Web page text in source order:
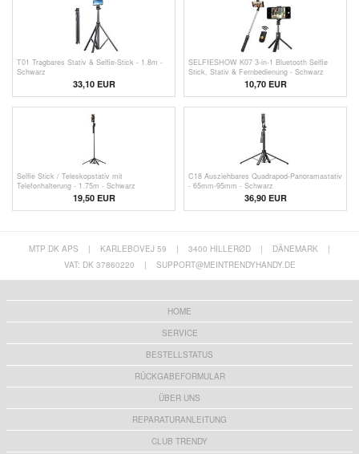
T01 Tragbares Stativ & Selfie-Stick - 1.8m -
Schwarz
33,10EUR
SELFIESHOW K07 3-in-1 Bluetooth Selfie
Stick, Stativ & Fernbedienung - Schwarz
10,70EUR
Selfie Stick / Teleskopstativ mit
Telefonhalterung - 1.75m - Schwarz
19,50EUR
C18 Ausziehbares Quadrapod-Panoramastativ
- 65mm-95mm - Schwarz
36,90 EUR
MTP DK APS | KARLEBOVEJ 59 | 3400 HILLERØD | DÄNEMARK
|
VAT: DK 37860220
| SUPPORT@MEINTRENDYHANDY.DE
HOME
SERVICE
BESTELLSTATUS
RÜCKGABEFORMULAR
ÜBER UNS
REPARATURANLEITUNG
CLUB TRENDY